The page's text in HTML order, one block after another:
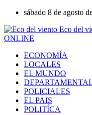
sábado 8 de agosto
Eco del
ONLINE
ECONOMÍA
LOCALES
EL MUNDO
POLICIALES
EL PAIS
POLITÍCA